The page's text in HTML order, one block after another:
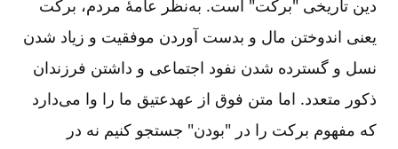
دین تاریخی "برکت" است. به‌نظر عامۀ مردم، برکت
یعنی اندوختن مال و بدست آوردن موفقیت و زیاد شدن
نسل و گسترده شدن نفود اجتماعی و داشتن فرزندان
ذکور متعدد. اما متن فوق از عهد‌عتیق ما را وا می‌دارد
که مفهوم برکت را در "بودن" جستجو کنیم نه در